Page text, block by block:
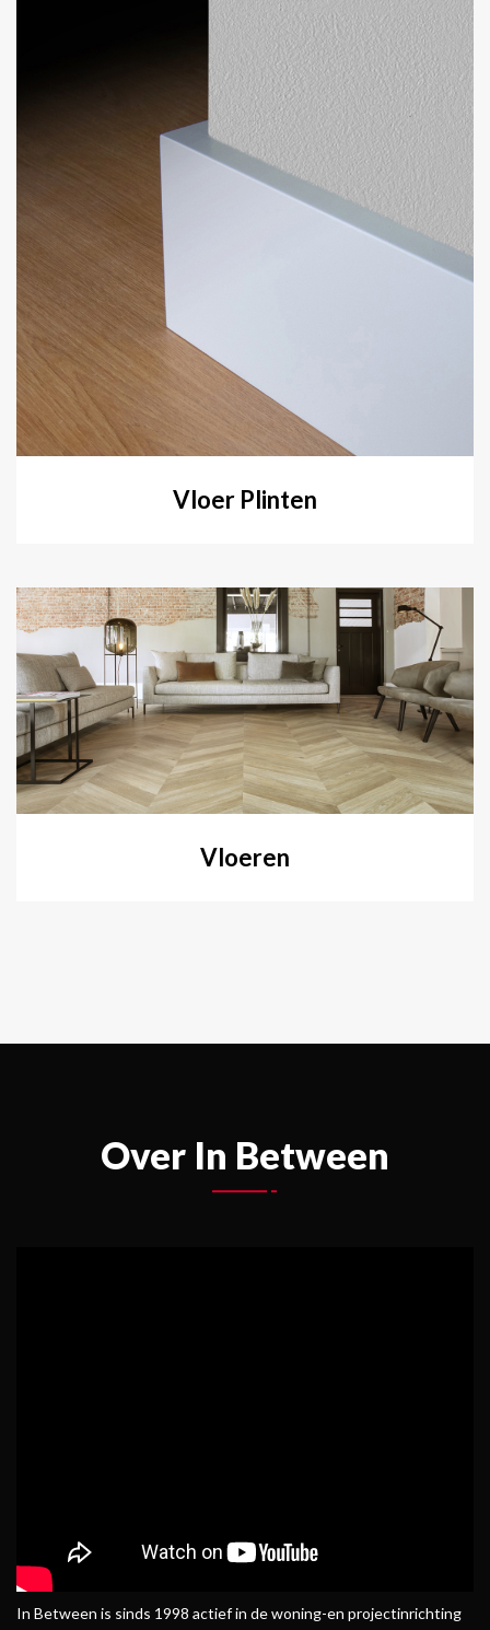
Vloer Plinten
Vloeren
Over In Between
In Between is sinds 1998 actief in de woning-en projectinrichting